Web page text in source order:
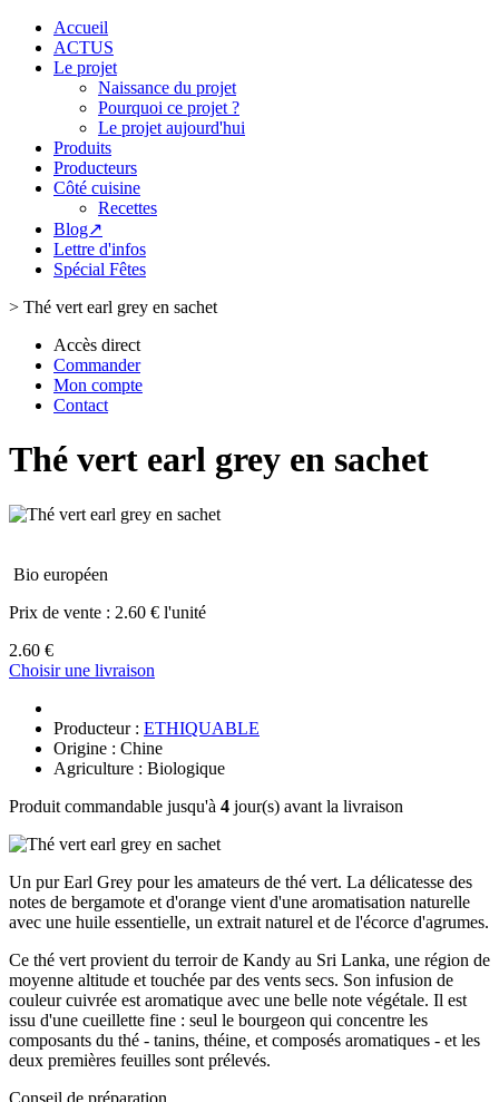
Accueil
ACTUS
Le projet
Naissance du projet
Pourquoi ce projet ?
Le projet aujourd'hui
Produits
Producteurs
Côté cuisine
Recettes
Blog↗
Lettre d'infos
Spécial Fêtes
> Thé vert earl grey en sachet
Accès direct
Commander
Mon compte
Contact
Thé vert earl grey en sachet
Bio européen
Prix de vente : 2.60 € l'unité
2.60 €
Choisir une livraison
Producteur : ETHIQUABLE
Origine : Chine
Agriculture : Biologique
Produit commandable jusqu'à 4 jour(s) avant la livraison
Un pur Earl Grey pour les amateurs de thé vert. La délicatesse des
notes de bergamote et d'orange vient d'une aromatisation naturelle
avec une huile essentielle, un extrait naturel et de l'écorce d'agrumes.
Ce thé vert provient du terroir de Kandy au Sri Lanka, une région de
moyenne altitude et touchée par des vents secs. Son infusion de
couleur cuivrée est aromatique avec une belle note végétale. Il est
issu d'une cueillette fine : seul le bourgeon qui concentre les
composants du thé - tanins, théine, et composés aromatiques - et les
deux premières feuilles sont prélevés.
Conseil de préparation